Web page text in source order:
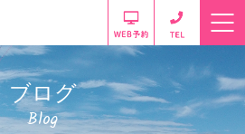
ブログ
Blog